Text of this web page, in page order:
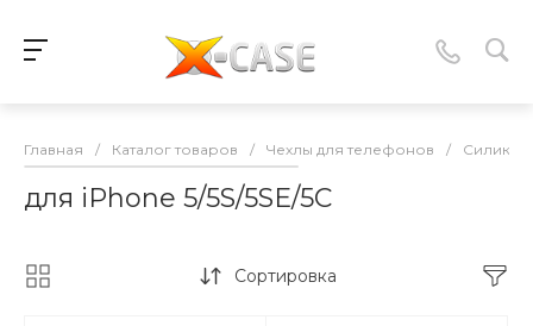
Главная / Каталог товаров / Чехлы для телефонов /
для iPhone 5/5S/5SE/5C
Сортировка